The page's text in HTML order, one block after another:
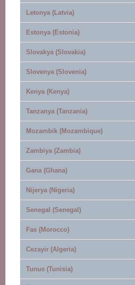
Letonya (Latvia)
Estonya (Estonia)
Slovakya (Slovakia)
Slovenya (Slovenia)
Kenya (Kenya)
Tanzanya (Tanzania)
Mozambik (Mozambique)
Zambiya (Zambia)
Gana (Ghana)
Nijerya (Nigeria)
Senegal (Senegal)
Fas (Morocco)
Cezayir (Algeria)
Tunus (Tunisia)